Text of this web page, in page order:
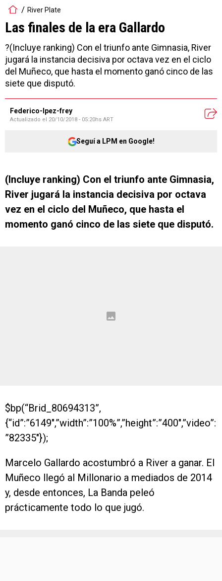
River Plate
Las finales de la era Gallardo
?(Incluye ranking) Con el triunfo ante Gimnasia, River
jugará la instancia decisiva por octava vez en el ciclo
del Muñeco, que hasta el momento ganó cinco de las
siete que disputó.
Federico-lpez-frey
Actualizado el 20/10/2018 - 05:20hs ART
Seguí a LPM en Google!
(Incluye ranking) Con el triunfo ante Gimnasia,
River jugará la instancia decisiva por octava
vez en el ciclo del Muñeco, que hasta el
momento ganó cinco de las siete que disputó.
$bp(“Brid_80694313”,
{“id”:”6149″,”width”:”100%”,”height”:”400″,”video”:
”82335″});
Marcelo Gallardo acostumbró a River a ganar. El
Muñeco llegó al Millonario a mediados de 2014
y, desde entonces, La Banda peleó
prácticamente todo lo que jugó.